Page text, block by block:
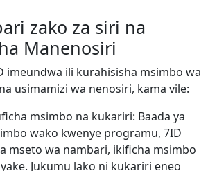
zako za siri na
Manenosiri
imeundwa ili kurahisisha msimbo wa
usimamizi wa nenosiri, kama vile:
msimbo na kukariri: Baada ya
wako kwenye programu, 7ID
mseto wa nambari, ikificha msimbo
Jukumu lako ni kukariri eneo